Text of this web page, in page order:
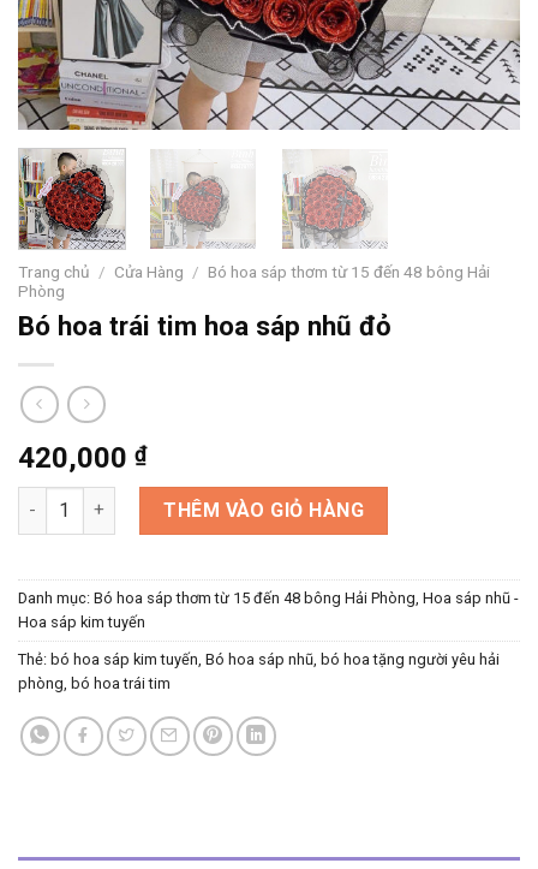
Trang chủ / Cửa Hàng / Bó hoa sáp thơm từ 15 đến 48 bông Hải
Phòng
Bó hoa trái tim hoa sáp nhũ đỏ
420,000 ₫
Bó hoa trái tim hoa sáp nhũ đỏ số lượng
THÊM VÀO GIỎ HÀNG
Danh mục: Bó hoa sáp thơm từ 15 đến 48 bông Hải Phòng Hoa sáp nhũ -
Hoa sáp kim tuyến
Thẻ: bó hoa sáp kim tuyến Bó hoa sáp nhũ bó hoa tặng người yêu hải
phòng bó hoa trái tim